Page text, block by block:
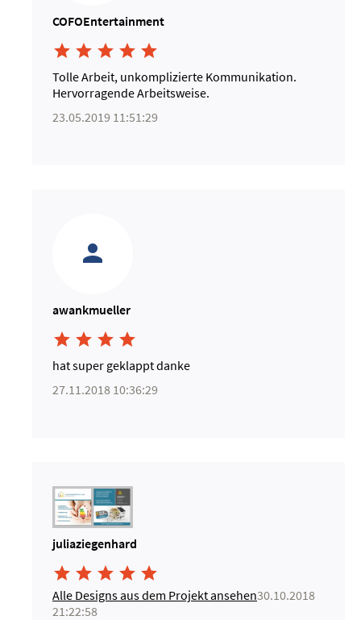
COFOEntertainment
    
Tolle Arbeit, unkomplizierte Kommunikation.
Hervorragende Arbeitsweise.
23.05.2019 11:51:29
awankmueller
   
hat super geklappt danke
27.11.2018 10:36:29
juliaziegenhard
    
Alle Designs aus dem Projekt ansehen30.10.2018
21:22:58